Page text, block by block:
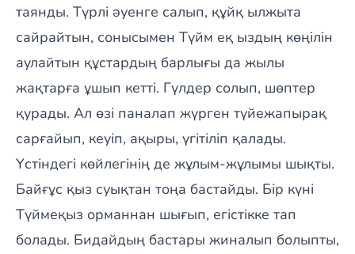
таянды. Түрлі әуенге салып, құйқ ылжыта
сайрайтын, сонысымен Түйм еқ ыздың көңілін
аулайтын құстардың барлығы да жылы
жақтарға ұшып кетті. Гүлдер солып, шөптер
қурады. Ал өзі паналап жүрген түйежапырақ
сарғайып, кеуіп, ақыры, үгітіліп қалады.
Үстіндегі көйлегінің де жұлым-жұлымы шықты.
Байғұс қыз суықтан тоңа бастайды. Бір күні
Түймеқыз орманнан шығып, егістікке тап
болады. Бидайдың бастары жиналып болыпты,